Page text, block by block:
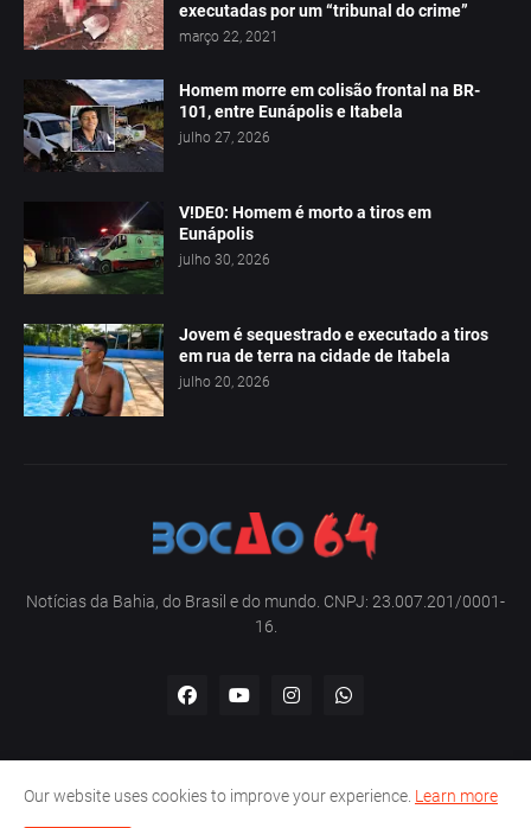
executadas por um “tribunal do crime”
março 22, 2021
Homem morre em colisão frontal na BR-
101, entre Eunápolis e Itabela
julho 27, 2026
V!DE0: Homem é morto a tiros em
Eunápolis
julho 30, 2026
Jovem é sequestrado e executado a tiros
em rua de terra na cidade de Itabela
julho 20, 2026
Notícias da Bahia, do Brasil e do mundo. CNPJ: 23.007.201/0001-
16.
Contato Política de privacidade
Our website uses cookies to improve your experience. Learn more